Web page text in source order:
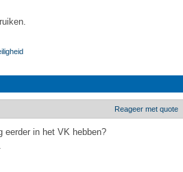
Reageer met quote
eerder in het VK hebben?